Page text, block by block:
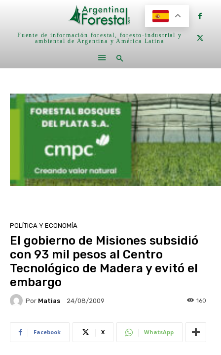
Fuente de información forestal, foresto-industrial y
ambiental de Argentina y América Latina
POLÍTICA Y ECONOMÍA
El gobierno de Misiones subsidió
con 93 mil pesos al Centro
Tecnológico de Madera y evitó el
embargo
Por Matias 24/08/2009 160
Facebook X WhatsApp